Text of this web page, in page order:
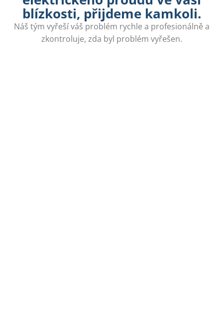
blízkosti, přijdeme kamkoli.
Náš tým vyřeší váš problém rychle a profesionálně a
zkontroluje, zda byl problém vyřešen.